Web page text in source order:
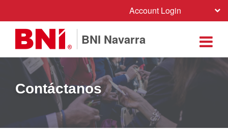
Account Login
BNI Navarra
Contáctanos